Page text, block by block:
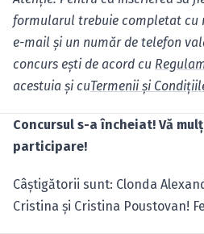
formularul trebuie completat cu
e-mail şi un număr de telefon
concurs eşti de acord cu
acestuia şi cuTermenii şi
Concursul s-a încheiat! Vă
participare!
Câştigătorii sunt: Clonda
Cristina şi Cristina Poustovan!